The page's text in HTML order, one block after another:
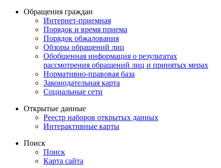
Обращения граждан
Интернет-приемная
Порядок и время приема
Порядок обжалования
Обзоры обращений лиц
Обобщенная информация о результатах
рассмотрения обращений лиц и принятых мерах
Нормативно-правовая база
Законодательная карта
Социальные сети
Открытые данные
Реестр наборов открытых данных
Интерактивные карты
Поиск
Поиск
Карта сайта